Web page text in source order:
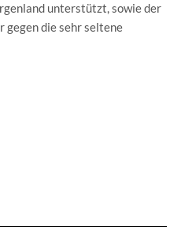
unterstützt, sowie der
gegen die sehr seltene